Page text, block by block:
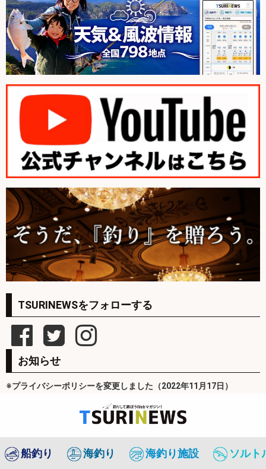
TSURINEWSをフォローする
お知らせ
※プライバシーポリシーを変更しました（2022年11月17日）
船釣り 海釣り 海釣り施設 ソルト